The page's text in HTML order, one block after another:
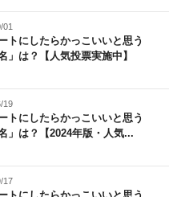
01
トにしたらかっこいいと思う
」は？【人気投票実施中】
19
トにしたらかっこいいと思う
」は？【2024年版・人気...
17